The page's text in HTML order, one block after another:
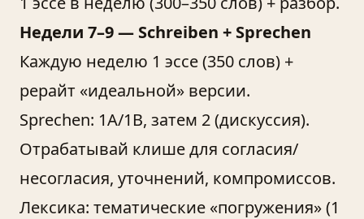
Недели 7–9 — Schreiben + Sprechen
Каждую неделю 1 эссе (350 слов) +
рерайт «идеальной» версии.
Sprechen: 1A/1B, затем 2 (дискуссия).
Отрабатывай клише для согласия/
несогласия, уточнений, компромиссов.
Лексика: тематические «погружения» (1